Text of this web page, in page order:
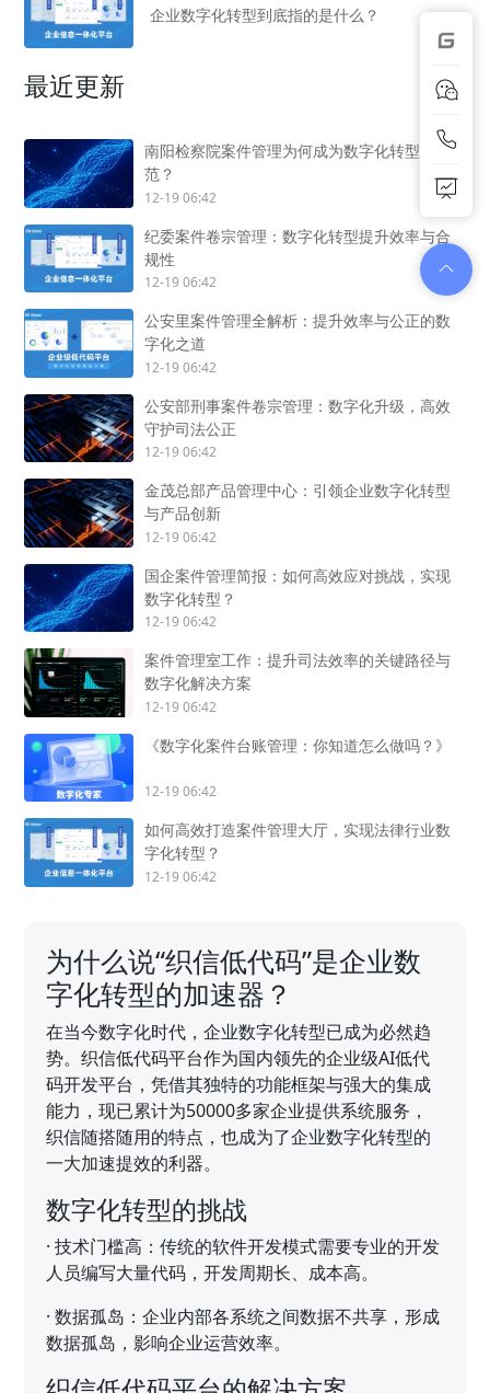
企业数字化转型到底指的是什么？
最近更新
南阳检察院案件管理为何成为数字化转型的典
范？
12-19 06:42
纪委案件卷宗管理：数字化转型提升效率与合
规性
12-19 06:42
公安里案件管理全解析：提升效率与公正的数
字化之道
12-19 06:42
公安部刑事案件卷宗管理：数字化升级，高效
守护司法公正
12-19 06:42
金茂总部产品管理中心：引领企业数字化转型
与产品创新
12-19 06:42
国企案件管理简报：如何高效应对挑战，实现
数字化转型？
12-19 06:42
案件管理室工作：提升司法效率的关键路径与
数字化解决方案
12-19 06:42
《数字化案件台账管理：你知道怎么做吗？》
12-19 06:42
如何高效打造案件管理大厅，实现法律行业数
字化转型？
12-19 06:42
为什么说“织信低代码”是企业数
字化转型的加速器？
在当今数字化时代，企业数字化转型已成为必然趋
势。织信低代码平台作为国内领先的企业级AI低代
码开发平台，凭借其独特的功能框架与强大的集成
能力，现已累计为50000多家企业提供系统服务，
织信随搭随用的特点，也成为了企业数字化转型的
一大加速提效的利器。
数字化转型的挑战
·技术门槛高：传统的软件开发模式需要专业的开发
人员编写大量代码，开发周期长、成本高。
·数据孤岛：企业内部各系统之间数据不共享，形成
数据孤岛，影响企业运营效率。